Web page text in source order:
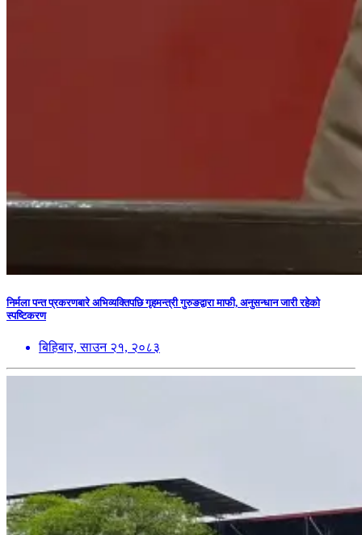
निर्मला पन्त प्रकरणबारे अभिव्यक्तिपछि गृहमन्त्री गुरुङद्वारा माफी, अनुसन्धान जारी रहेको
स्पष्टिकरण
बिहिबार, साउन २१, २०८३